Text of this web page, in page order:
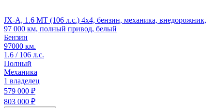
JX-A, 1.6 MT (106 л.с.) 4x4, бензин, механика, внедорожник,
97 000 км, полный привод, белый
Бензин
97000 км.
1.6 / 106 л.с.
Полный
Механика
1 владелец
579 000 ₽
803 000 ₽